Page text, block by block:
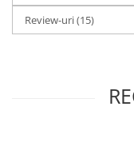
Review-uri(15)